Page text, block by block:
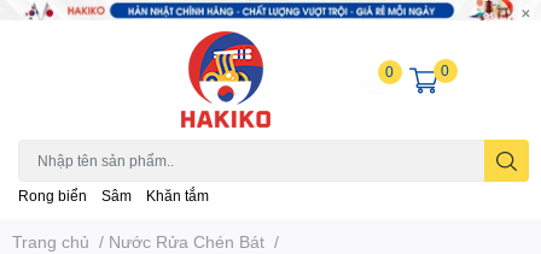
Rong biển Sâm Khăn tắm
0 0
Trang chủ / Nước Rửa Chén Bát /